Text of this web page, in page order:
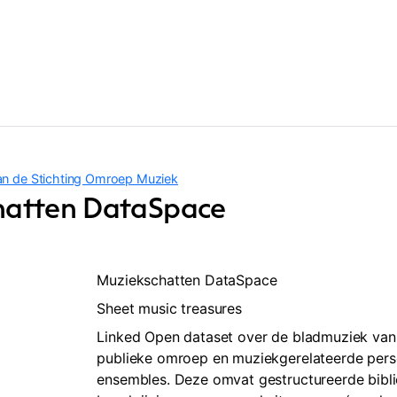
de Stichting Omroep Muziek
DataSpace
Muziekschatten DataSpace
Sheet music treasures
Linked Open dataset over de bladmuziek
publieke omroep en muziekgerelateerde
ensembles. Deze omvat gestructureerde